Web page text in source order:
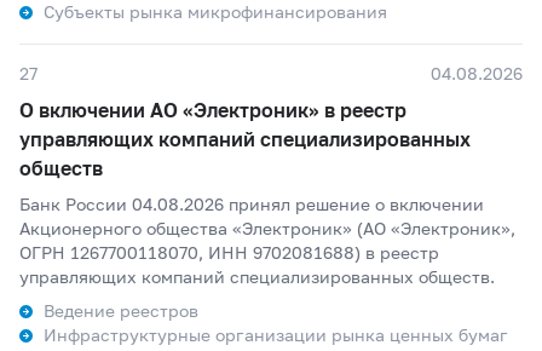
Субъекты рынка микрофинансирования
27 04.08.2026
О включении АО «Электроник» в реестр
управляющих компаний специализированных
обществ
Банк России 04.08.2026 принял решение о включении
Акционерного общества «Электроник» (АО «Электроник»,
ОГРН 1267700118070, ИНН 9702081688) в реестр
управляющих компаний специализированных обществ.
Ведение реестров
Инфраструктурные организации рынка ценных бумаг